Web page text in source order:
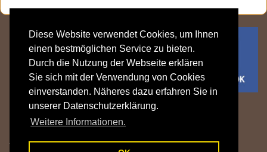
Diese Website verwendet Cookies, um Ihnen
einen bestmöglichen Service zu bieten.
Durch die Nutzung der Webseite erklären
Sie sich mit der Verwendung von Cookies
einverstanden. Näheres dazu erfahren Sie in
unserer Datenschutzerklärung.
Weitere Informationen.
Klammstein 15 | 5632 Dorfgastein | Gasteinertal | Salzburger Land |
T: +43 6433 7606 |info@gasthof-klammstein.com